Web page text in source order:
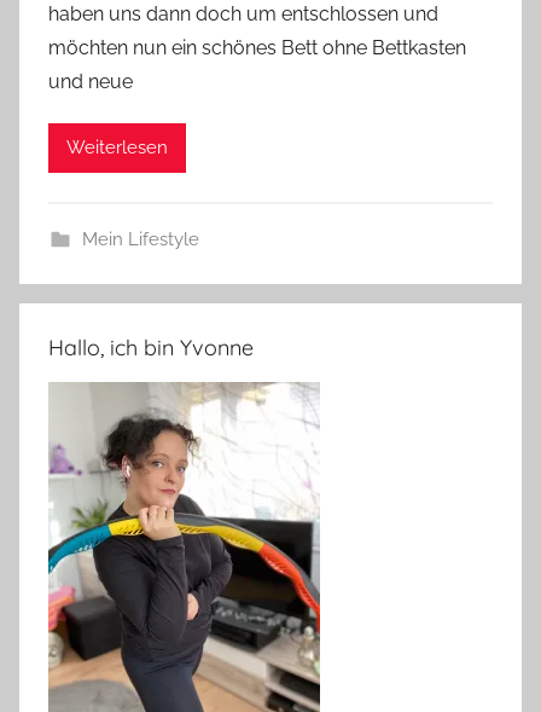
haben uns dann doch um entschlossen und
möchten nun ein schönes Bett ohne Bettkasten
und neue
Weiterlesen
Mein Lifestyle
Hallo, ich bin Yvonne